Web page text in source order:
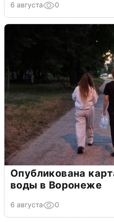
6 августа 0
Опубликована
воды в Воронеже
6 августа 0